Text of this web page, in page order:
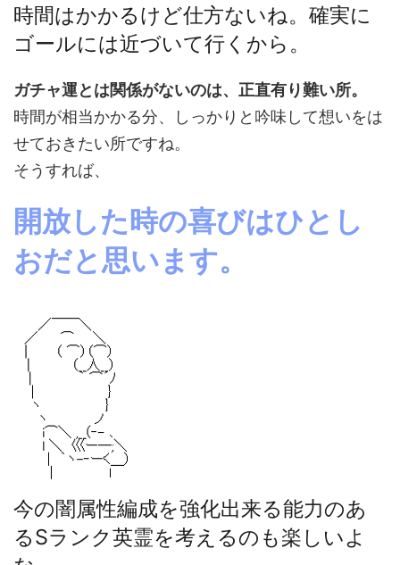
時間はかかるけど仕方ないね。確実に
ゴールには近づいて行くから。
ガチャ運とは関係がないのは、正直有り難い所。
時間が相当かかる分、しっかりと吟味して想いをは
せておきたい所ですね。
そうすれば、
開放した時の喜びはひとし
おだと思います。
今の闇属性編成を強化出来る能力のあ
るSランク英霊を考えるのも楽しいよ